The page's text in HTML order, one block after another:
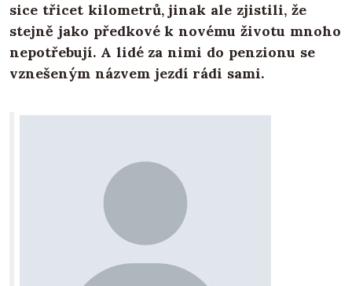
sice třicet kilometrů, jinak ale zjistili, že
stejně jako předkové k novému životu mnoho
nepotřebují. A lidé za nimi do penzionu se
vznešeným názvem jezdí rádi sami.